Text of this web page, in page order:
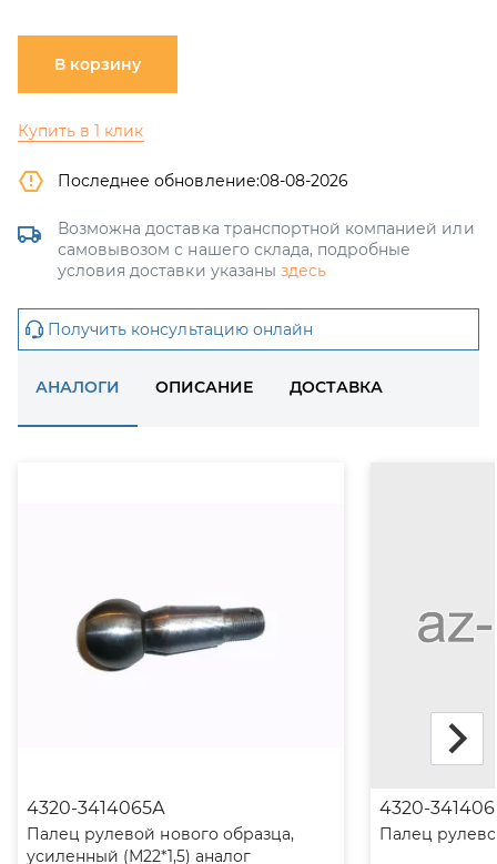
В корзину
Купить в 1 клик
Последнее обновление:08-08-2026
Возможна доставка транспортной компанией или
самовывозом с нашего склада, подробные
условия доставки указаны здесь
Получить консультацию онлайн
АНАЛОГИ ОПИСАНИЕ ДОСТАВКА
4320-3414065А
Палец рулевой нового образца,
усиленный (М22*1,5) аналог
4320-
Палец